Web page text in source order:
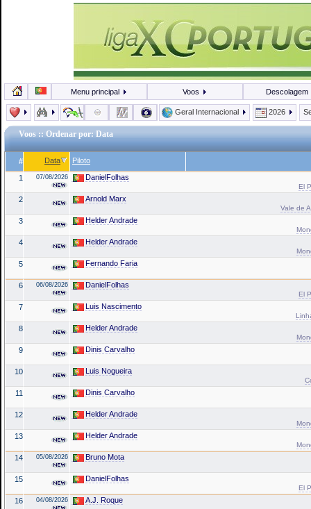
Menu principal Voos Descolagem
Geral Internacional 2026
Voos :: Ordenar por: Data
# Data Piloto
1 07/08/2026 DanielFolhas
El
2 Arnold Marx
Vale de
3 Helder Andrade
4 Helder Andrade
5 Fernando Faria
6 06/08/2026 DanielFolhas
El
7 Luis Nascimento
8 Helder Andrade
9 Dinis Carvalho
10 Luis Nogueira
11 Dinis Carvalho
12 Helder Andrade
13 Helder Andrade
14 05/08/2026 Bruno Mota
15 DanielFolhas
El
16 04/08/2026 A.J. Roque